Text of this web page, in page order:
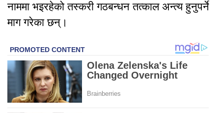
नाममा भइरहेको तस्करी गठबन्धन तत्काल अन्त्य हुनुपर्ने
माग गरेका छन्।